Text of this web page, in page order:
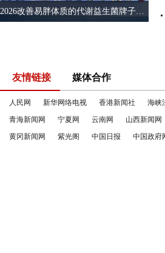
友情链接 媒体合作
人民网 新华网络电视 香港新闻社 海峡
青海新闻网
宁夏网 云南网 山西新闻网
黄冈新闻网
紫光阁 中国日报 中国政府